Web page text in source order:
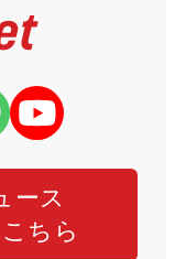
ース
ちら